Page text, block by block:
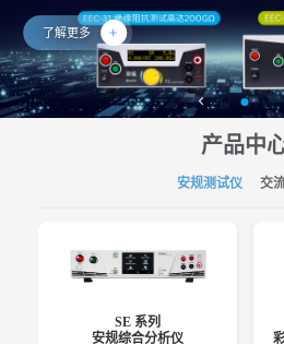
了解更多
产品中
安规测试仪 交
SE 系列
安规综合分析仪